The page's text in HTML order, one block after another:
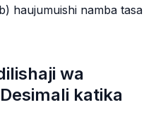
haujumuishi namba tasa
wa
katika